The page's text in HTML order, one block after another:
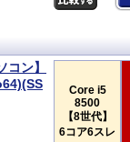
ン】
Core i5
8500
【8世代】
6コア6スレ